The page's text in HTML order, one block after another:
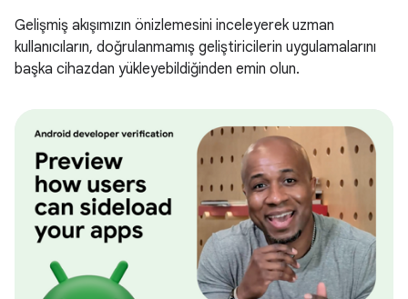
Gelişmiş akışımızın önizlemesini inceleyerek uzman
kullanıcıların, doğrulanmamış geliştiricilerin uygulamalarını
başka cihazdan yükleyebildiğinden emin olun.